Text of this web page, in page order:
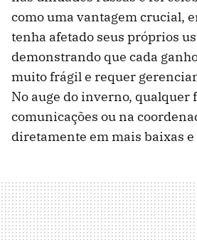
como uma vantagem crucial,
tenha afetado seus próprios
demonstrando que cada
muito frágil e requer
No auge do inverno, qualquer
comunicações ou na
diretamente em mais baixas e